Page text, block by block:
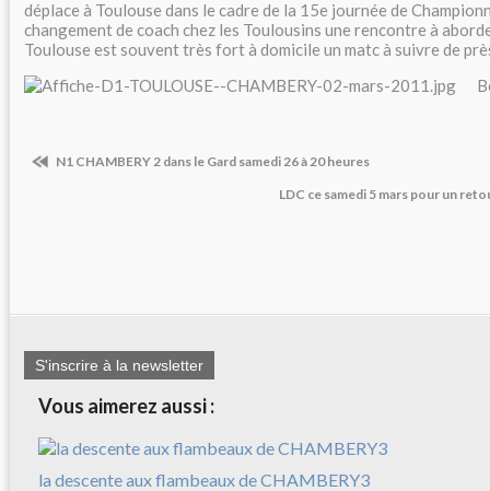
déplace à Toulouse dans le cadre de la 15e journée de
changement de coach chez les Toulousins une rencontre à
Toulouse est souvent très fort à domicile un matc à suivre de
N1 CHAMBERY 2 dans le Gard samedi 26 à 20 heures
LDC ce samedi 5 mars pour un
S'inscrire à la newsletter
Vous aimerez aussi :
la descente aux flambeaux de CHAMBERY3